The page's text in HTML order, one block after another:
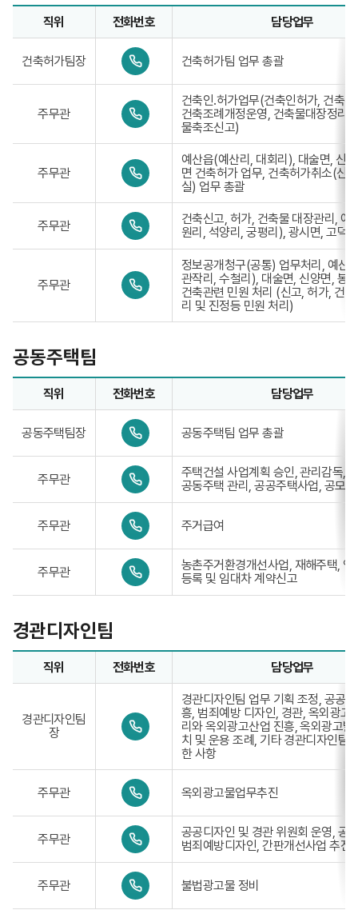
7
8
4
건축허가팀업무담당자의 정보로 직위, 전화번호, 담당업무를
직위 전화번호 담당업무
건축허가팀장
0
4
1
3
3
-
8
1
건축허가팀 업무 총괄
주무관
0
4
-
3
-
8
건축인.허가업무(건축인허가, 건축
건축조례개정운영, 건축물대장정리,
물축조신고)
주무관
0
4
-
3
3
9
8
예산읍(예산리, 대회리), 대술면, 신
면 건축허가 업무, 건축허가취소(신
실) 업무 총괄
주무관
0
4
1
3
7
건축신고, 허가, 건축물 대장관리, 예
원리, 석양리, 궁평리), 광시면, 고덕
주무관
0
4
-
-
7
8
5
5
정보공개청구(공통) 업무처리, 예산
관작리, 수철리), 대술면, 신양면, 봉
건축관련 민원 처리 (신고, 허가, 건
리 및 진정등 민원 처리)
공동주택팀
공동주택팀업무담당자의 정보로 직위, 전화번호, 담당업무를
직위 전화번호 담당업무
공동주택팀장
0
4
1
3
9
-
7
8
1
공동주택팀 업무 총괄
주무관
0
4
1
3
9
-
7
8
주택건설 사업계획 승인, 관리감독,
공동주택 관리, 공공주택사업, 공모
주무관
0
4
1
3
9
6
3
주거급여
주무관
0
4
1
9
-
7
8
농촌주거환경개선사업, 재해주택, 임
등록 및 임대차 계약신고
경관디자인팀
경관디자인팀업무담당자의 정보로 직위, 전화번호, 담당업무
직위 전화번호 담당업무
경관디자인팀
장
0
4
3
3
9
-
8
경관디자인팀 업무 기획 조정, 공공
흥, 범죄예방 디자인, 경관, 옥외광고
리와 옥외광고산업 진흥, 옥외광고발
치 및 운용 조례, 기타 경관디자인팀
한 사항
주무관
0
4
1
3
9
-
7
8
옥외광고물업무추진
주무관
0
4
1
3
9
공공디자인 및 경관 위원회 운영, 공
범죄예방디자인, 간판개선사업 추진
주무관
0
4
1
불법광고물 정비